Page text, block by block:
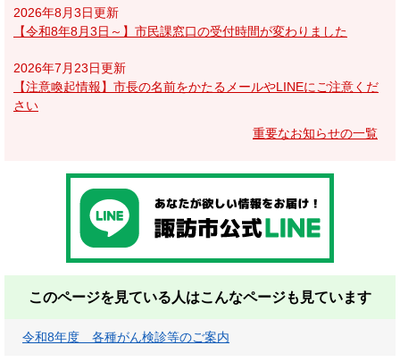
2026年8月3日更新
【令和8年8月3日～】市民課窓口の受付時間が変わりました
2026年7月23日更新
【注意喚起情報】市長の名前をかたるメールやLINEにご注意くだ
さい
重要なお知らせの一覧
このページを見ている人はこんなページも見ています
令和8年度 各種がん検診等のご案内